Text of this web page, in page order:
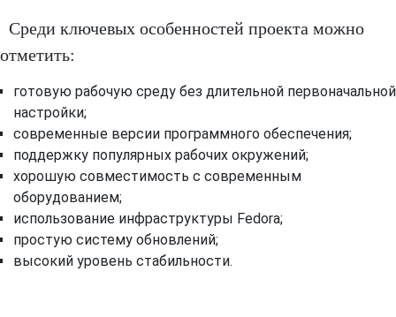
Среди ключевых особенностей проекта можно
отметить:
готовую рабочую среду без длительной первоначальной
настройки;
современные версии программного обеспечения;
поддержку популярных рабочих окружений;
хорошую совместимость с современным
оборудованием;
использование инфраструктуры Fedora;
простую систему обновлений;
высокий уровень стабильности.